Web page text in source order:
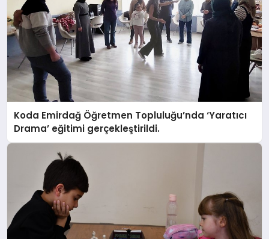
Koda Emirdağ Öğretmen Topluluğu’nda ‘Yaratıcı
Drama’ eğitimi gerçekleştirildi.